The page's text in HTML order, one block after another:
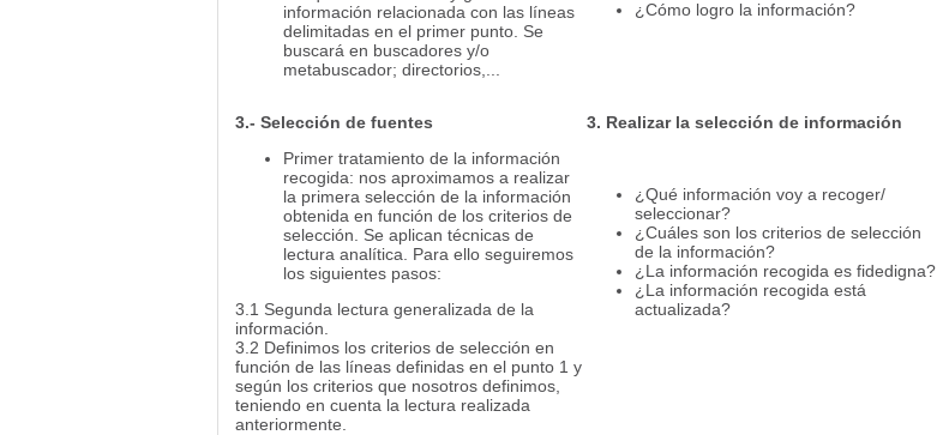
información relacionada con las líneas
delimitadas en el primer punto. Se
buscará en buscadores y/o
metabuscador; directorios,...
¿Cómo logro la información?
3.- Selección de fuentes
Primer tratamiento de la información
recogida: nos aproximamos a realizar
la primera selección de la información
obtenida en función de los criterios de
selección. Se aplican técnicas de
lectura analítica. Para ello seguiremos
los siguientes pasos:
3.1 Segunda lectura generalizada de la
información.
3.2 Definimos los criterios de selección en
función de las líneas definidas en el punto 1 y
según los criterios que nosotros definimos,
teniendo en cuenta la lectura realizada
anteriormente.
3. Realizar la selección de información
¿Qué información voy a recoger/
seleccionar?
¿Cuáles son los criterios de selección
de la información?
¿La información recogida es fidedigna?
¿La información recogida está
actualizada?